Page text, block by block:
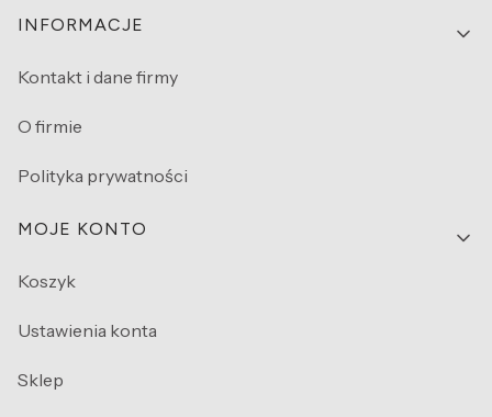
Linki w stopce
INFORMACJE
Kontakt i dane firmy
O firmie
Polityka prywatności
MOJE KONTO
Koszyk
Ustawienia konta
Sklep